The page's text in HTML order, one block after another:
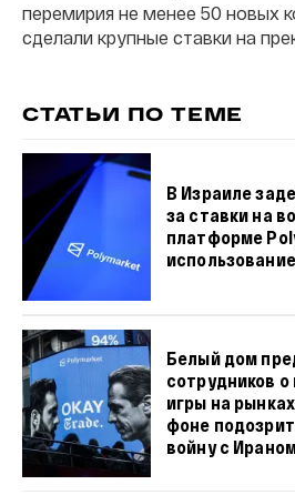
перемирия не менее 50 новых
сделали крупные ставки на
СТАТЬИ ПО ТЕМЕ
В Израиле
за ставки на
платформе
Белый дом
сотрудников
игры на
фоне
войну с